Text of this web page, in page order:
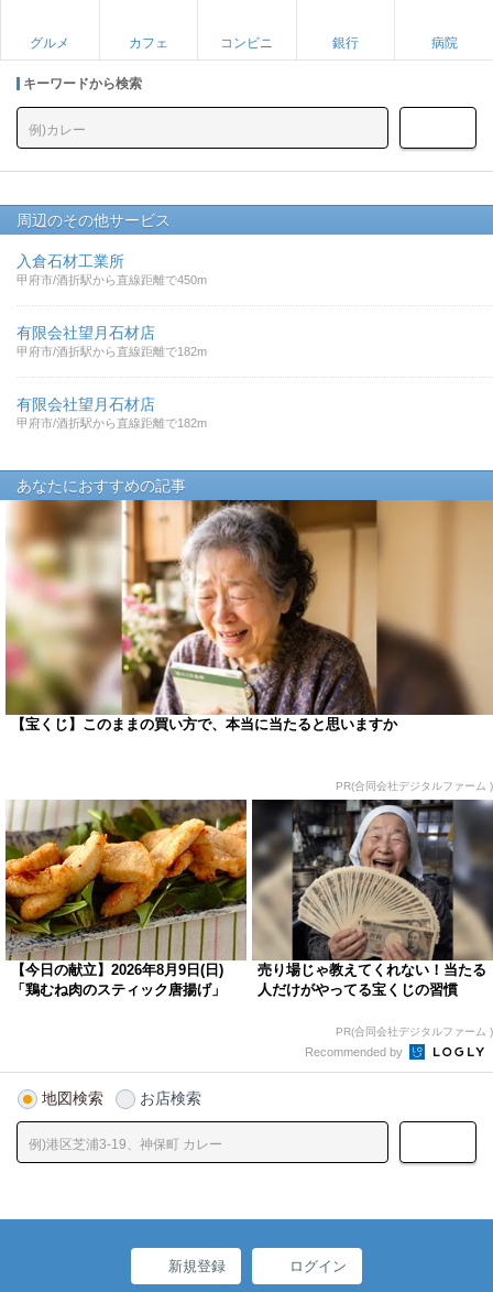
グルメ カフェ コンビニ 銀行 病院
キーワードから検索
周辺のその他サービス
入倉石材工業所
甲府市/酒折駅から直線距離で450m
有限会社望月石材店
甲府市/酒折駅から直線距離で182m
有限会社望月石材店
甲府市/酒折駅から直線距離で182m
あなたにおすすめの記事
【宝くじ】このままの買い方で、本当に当たると思いますか
PR(合同会社デジタルファーム )
【今日の献立】2026年8月9日(日)
「鶏むね肉のスティック唐揚げ」
売り場じゃ教えてくれない！当たる
人だけがやってる宝くじの習慣
PR(合同会社デジタルファーム )
Recommended by
地図検索 お店検索
新規登録 ログイン